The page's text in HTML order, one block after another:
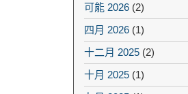
可能 2026 (2)
四月 2026 (1)
十二月 2025 (2)
十月 2025 (1)